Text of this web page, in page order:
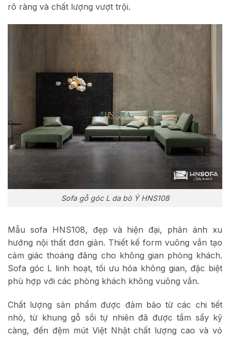
rõ ràng và chất lượng vượt trội.
Sofa gỗ góc L da bò Ý HNS108
Mẫu sofa HNS108, đẹp và hiện đại, phản ánh xu
hướng nội thất đơn giản. Thiết kế form vuông vắn tạo
cảm giác thoáng đãng cho không gian phòng khách.
Sofa góc L linh hoạt, tối ưu hóa không gian, đặc biệt
phù hợp với các phòng khách không vuông vắn.
Chất lượng sản phẩm được đảm bảo từ các chi tiết
nhỏ, từ khung gỗ sồi tự nhiên đã được tẩm sấy kỹ
càng, đến đệm mút Việt Nhật chất lượng cao và vỏ